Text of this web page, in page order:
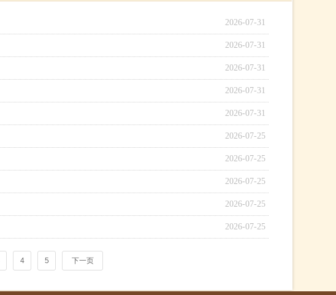
2026-07-31
2026-07-31
2026-07-31
2026-07-31
2026-07-31
2026-07-25
2026-07-25
2026-07-25
2026-07-25
2026-07-25
4 5 下一页